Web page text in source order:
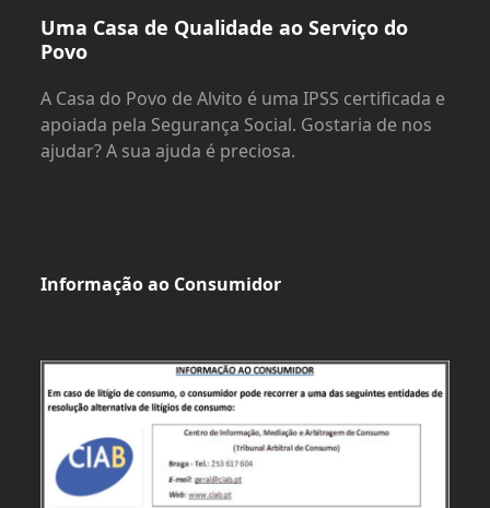
Uma Casa de Qualidade ao Serviço do
Povo
A Casa do Povo de Alvito é uma IPSS certificada e
apoiada pela Segurança Social. Gostaria de nos
ajudar? A sua ajuda é preciosa.
Informação ao Consumidor